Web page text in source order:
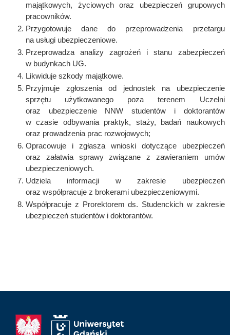
majątkowych, życiowych oraz ubezpieczeń grupowych
pracowników.
Przygotowuje dane do przeprowadzenia przetargu
na usługi ubezpieczeniowe.
Przeprowadza analizy zagrożeń i stanu zabezpieczeń
w budynkach UG.
Likwiduje szkody majątkowe.
Przyjmuje zgłoszenia od jednostek na ubezpieczenie
sprzętu użytkowanego poza terenem Uczelni
oraz ubezpieczenie NNW studentów i doktorantów
w czasie odbywania praktyk, staży, badań naukowych
oraz prowadzenia prac rozwojowych;
Opracowuje i zgłasza wnioski dotyczące ubezpieczeń
oraz załatwia sprawy związane z zawieraniem umów
ubezpieczeniowych.
Udziela informacji w zakresie ubezpieczeń
oraz współpracuje z brokerami ubezpieczeniowymi.
Współpracuje z Prorektorem ds. Studenckich w zakresie
ubezpieczeń studentów i doktorantów.